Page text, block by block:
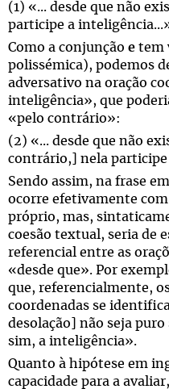
(1) «... desde que não
participe a
Como a conjunção e tem
polissémica), podemos
adversativo na oração
inteligência», que
«pelo contrário»:
(2) «... desde que não
contrário,] nela participe
Sendo assim, na frase
ocorre efetivamente
próprio, mas,
coesão textual, seria de
referencial entre as
«desde que». Por
que, referencialmente,
coordenadas se
desolação] não seja
sim, a inteligência».
Quanto à hipótese em
capacidade para a